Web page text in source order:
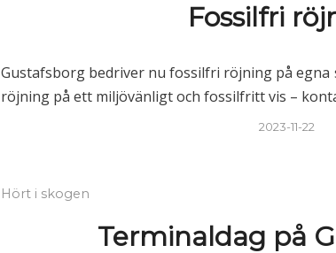
Fossilfri
Gustafsborg bedriver nu fossilfri röjning på egna
röjning på ett miljövänligt och fossilfritt vis –
2023-11-22
Hört i skogen
Terminaldag på